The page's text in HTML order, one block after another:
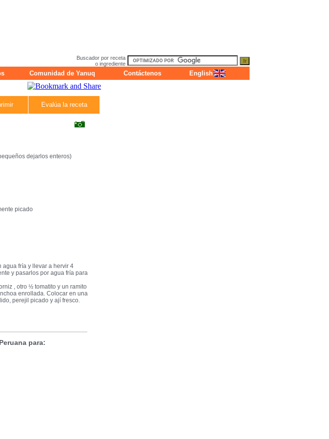
Buscador por receta
o ingrediente
Comunidad de Yanuq Contáctenos English
Evalúa la receta
dejarlos enteros)
picado
agua fría y llevar a hervir 4
y pasarlos por agua fría para
, otro ½ tomatito y un ramito
enrollada. Colocar en una
perejil picado y ají fresco.
para: